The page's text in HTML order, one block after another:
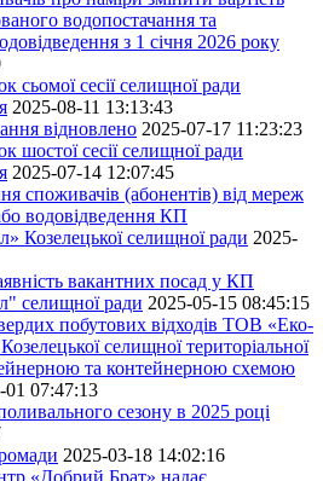
водопостачання та
з 1 січня 2026 року
сьомої сесії селищної ради
2025-08-11 13:13:43
відновлено 2025-07-17 11:23:23
шостої сесії селищної ради
2025-07-14 12:07:45
споживачів (абонентів) від мереж
водовідведення КП
Козелецької селищної ради 2025-
вакантних посад у КП
селищної ради 2025-05-15 08:45:15
побутових відходів ТОВ «Еко-
селищної територіальної
та контейнерною схемою
01 07:47:13
сезону в 2025 році
2025-03-18 14:02:16
«Добрий Брат» надає